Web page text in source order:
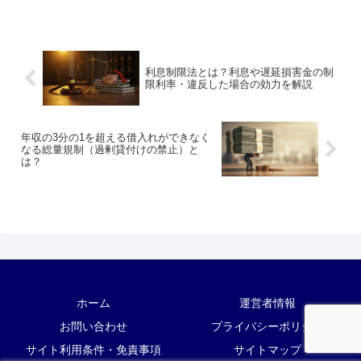
利息制限法とは？利息や遅延損害金の制
限利率・違反した場合の効力を解説
年収の3分の1を超える借入れができなく
なる総量規制（過剰貸付けの禁止）と
は？
ホーム
運営者情報
お問い合わせ
プライバシーポリシー
サイト利用条件・免責事項
サイトマップ